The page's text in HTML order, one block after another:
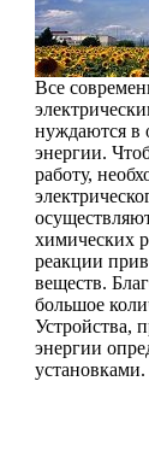
Все
нуждаются в
энергии.
работу,
химических
реакции
веществ.
большое
Устройства,
энергии
установками.